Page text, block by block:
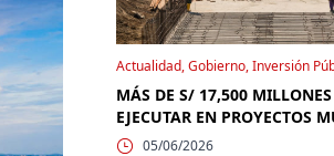
Actualidad, Gobierno, Inversión
MÁS DE S/ 17,500
EJECUTAR EN PROYECTOS
05/06/2026